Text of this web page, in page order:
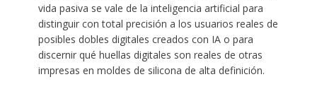
vida pasiva se vale de la inteligencia artificial para
distinguir con total precisión a los usuarios reales de
posibles dobles digitales creados con IA o para
discernir qué huellas digitales son reales de otras
impresas en moldes de silicona de alta definición.